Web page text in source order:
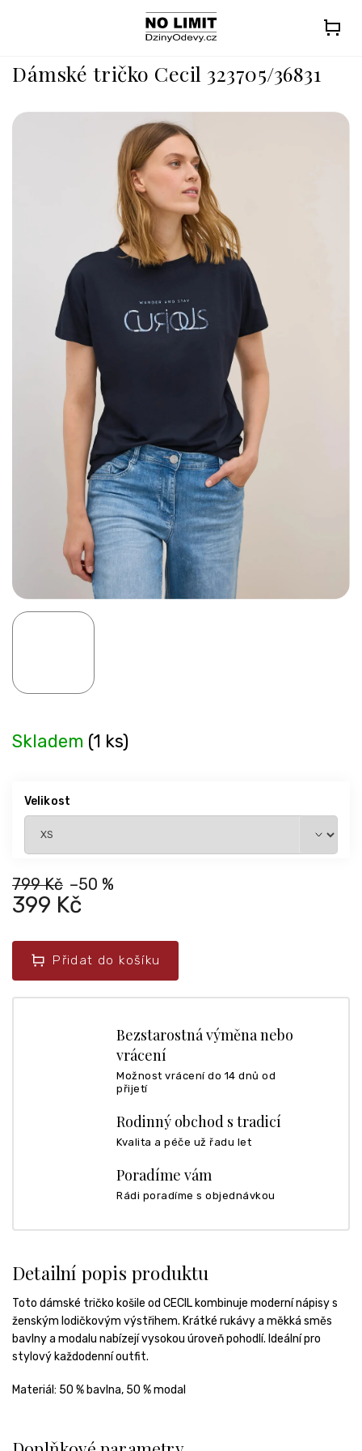
Dámské tričko Cecil 323705/36831
799 Kč –50 %
399 Kč
Skladem (1 ks)
Velikost
Přidat do košíku
Bezstarostná výměna nebo
vrácení
Možnost vrácení do 14 dnů od
přijetí
Rodinný obchod s tradicí
Kvalita a péče už řadu let
Poradíme vám
Rádi poradíme s objednávkou
Detailní popis produktu
Toto dámské tričko košile od CECIL kombinuje moderní nápisy s
ženským lodičkovým výstřihem. Krátké rukávy a měkká směs
bavlny a modalu nabízejí vysokou úroveň pohodlí. Ideální pro
stylový každodenní outfit.
Materiál: 50 % bavlna, 50 % modal